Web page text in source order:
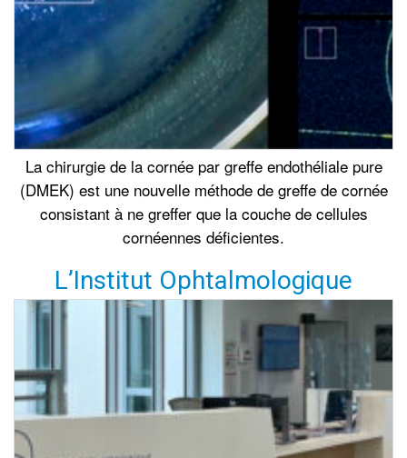
La chirurgie de la cornée par greffe endothéliale pure
(DMEK) est une nouvelle méthode de greffe de cornée
consistant à ne greffer que la couche de cellules
cornéennes déficientes.
L’Institut Ophtalmologique